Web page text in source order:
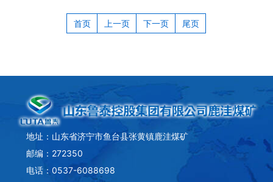
首页 上一页 下一页 尾页
地址：山东省济宁市鱼台县张黄镇鹿洼煤矿
邮编：272350
电话：0537-6088698